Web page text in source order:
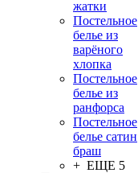
жатки
Постельное
белье из
варёного
хлопка
Постельное
белье из
ранфорса
Постельное
белье сатин
браш
+ ЕЩЕ 5